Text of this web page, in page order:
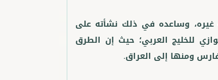
غيره، وساعده في ذلك نشأته على
للخليج العربي؛ حيث إن الطرق